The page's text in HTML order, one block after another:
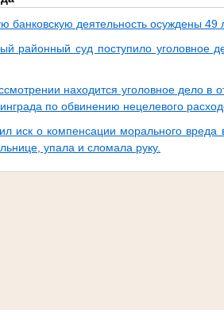
банковскую деятельность осуждены
районный суд поступило уголовное
находится уголовное дело в
по обвинению нецелевого
иск о компенсации морального вреда
упала и сломала руку.